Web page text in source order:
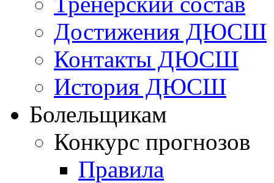
Достижения ДЮСШ
Контакты ДЮСШ
История ДЮСШ
Болельщикам
Конкурс прогнозов
Правила